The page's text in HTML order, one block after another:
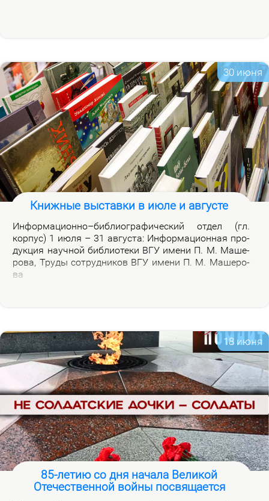
30 июня
Книжные выставки в июле и августе
Ин­фор­ма­ци­он­но–биб­лио­гра­фи­че­ский от­дел (гл.
кор­пус) 1 июля – 31 ав­гу­ста: Ин­фор­ма­ци­он­ная про­
дук­ция на­уч­ной биб­лио­те­ки ВГУ име­ни П. М. Ма­ше­
ро­ва, Тру­ды со­труд­ни­ков ВГУ име­ни П. М. Ма­ше­ро­
ва
18 июня
85-летию со дня начала Великой
Отечественной войны посвящается